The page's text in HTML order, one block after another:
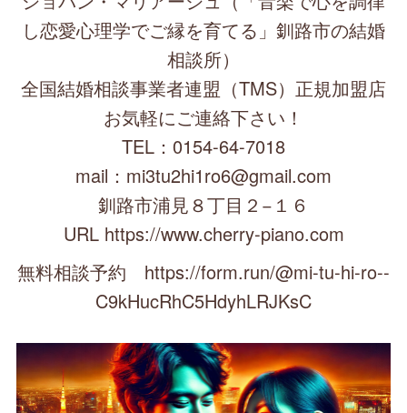
し恋愛心理学でご縁を育てる」釧路市の結婚
相談所）
全国結婚相談事業者連盟（TMS）正規加盟店
お気軽にご連絡下さい！
TEL：0154-64-7018
mail：mi3tu2hi1ro6@gmail.com
釧路市浦見８丁目２−１６
URL https://www.cherry-piano.com
無料相談予約 https://form.run/@mi-tu-hi-ro--
C9kHucRhC5HdyhLRJKsC